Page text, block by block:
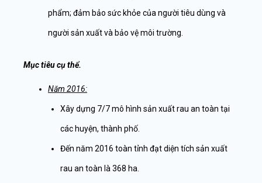
phẩm; đảm bảo sức khỏe của người tiêu dùng và
người sản xuất và bảo vệ môi trường.
Mục tiêu cụ thể.
Năm 2016:
Xây dựng 7/7 mô hình sản xuất rau an toàn tại
các huyện, thành phố.
Đến năm 2016 toàn tỉnh đạt diện tích sản xuất
rau an toàn là 368 ha.